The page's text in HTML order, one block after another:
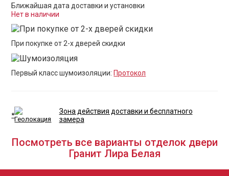
Ближайшая дата доставки и установки
Нет в наличии
При покупке от 2-х дверей скидки
Первый класс шумоизоляции: Протокол
*
Зона действия доставки и бесплатного
замера
Посмотреть все варианты отделок двери
Гранит Лира Белая